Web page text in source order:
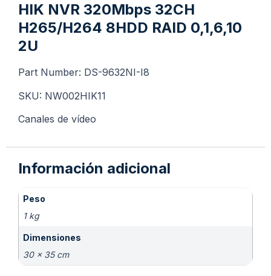
HIK NVR 320Mbps 32CH
H265/H264 8HDD RAID 0,1,6,10
2U
Part Number: DS-9632NI-I8
SKU: NW002HIK11
Canales de vídeo
Información adicional
Peso
1 kg
Dimensiones
30 × 35 cm